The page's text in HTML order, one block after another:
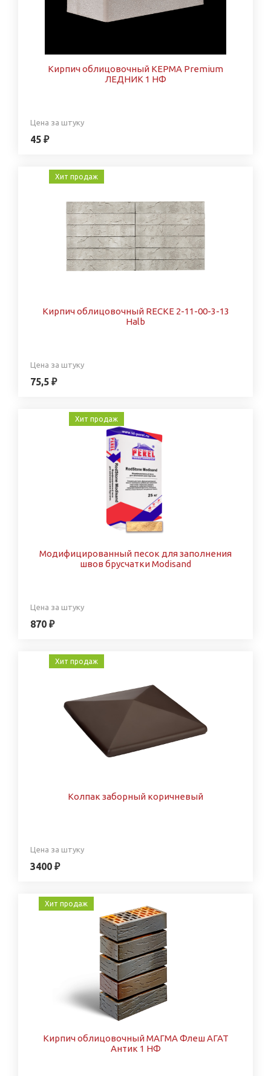
Кирпич облицовочный КЕРМА Premium
ЛЕДНИК 1 НФ
Цена за штуку
45 ₽
Хит продаж
Кирпич облицовочный RECKE 2-11-00-3-13
Halb
Цена за штуку
75,5 ₽
Хит продаж
Модифицированный песок для заполнения
швов брусчатки Modisand
Цена за штуку
870 ₽
Хит продаж
Колпак заборный коричневый
Цена за штуку
3400 ₽
Хит продаж
Кирпич облицовочный МАГМА Флеш АГАТ
Антик 1 НФ